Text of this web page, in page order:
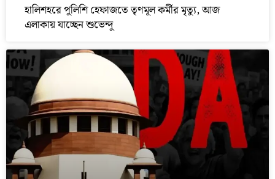
হালিশহরে পুলিশি হেফাজতে তৃণমূল কর্মীর মৃত্যু, আজ
এলাকায় যাচ্ছেন শুভেন্দু